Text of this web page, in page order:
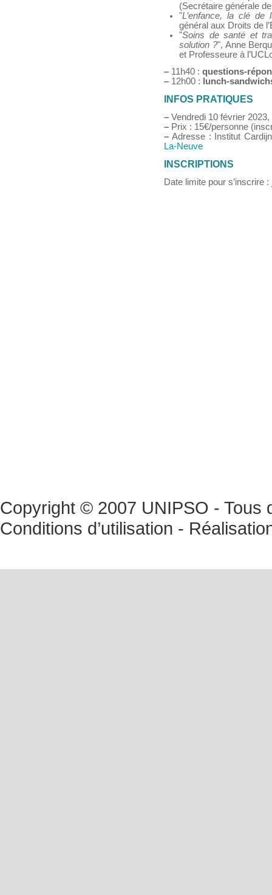
(Secrétaire générale
"L’enfance, la clé de
général aux Droits de
"Soins de santé et
solution ?", Anne
et Professeure à
– 11h40 : questions-
– 12h00 : lunch-
INFOS PRATIQUES
– Vendredi 10 février
– Prix : 15€/personne
– Adresse : Institut
La-Neuve
INSCRIPTIONS
Date limite pour s’inscrire
Copyright © 2007 UNIPSO - Tous
Conditions d’utilisation -